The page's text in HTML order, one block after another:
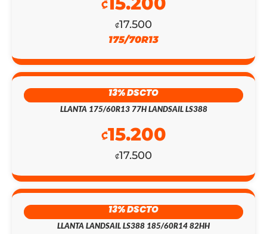
₡17.500
₡
175/70R13
13% DSCTO
LLANTA 175/60R13 77H LANDSAIL LS388
₡17.500
₡15.200
13% DSCTO
LLANTA LANDSAIL LS388 185/60R14 82HH
EL
PRECIO
ORIGINAL
EL
PRECIO
ACTUAL